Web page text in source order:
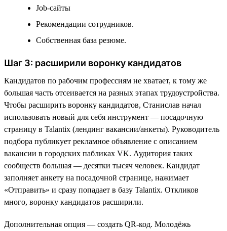
Job-сайты
Рекомендации сотрудников.
Собственная база резюме.
Шаг 3: расширили воронку кандидатов
Кандидатов по рабочим профессиям не хватает, к тому же
большая часть отсеивается на разных этапах трудоустройства.
Чтобы расширить воронку кандидатов, Станислав начал
использовать новый для себя инструмент — посадочную
страницу в Talantix (лендинг вакансии/анкеты). Руководитель
подбора публикует рекламное объявление с описанием
вакансии в городских пабликах VK. Аудитория таких
сообществ большая — десятки тысяч человек. Кандидат
заполняет анкету на посадочной странице, нажимает
«Отправить» и сразу попадает в базу Talantix. Откликов
много, воронку кандидатов расширили.
Дополнительная опция — создать QR-код. Молодёжь